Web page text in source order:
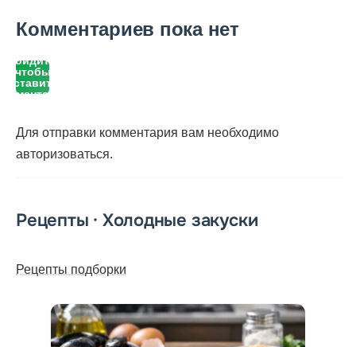
Комментариев пока нет
Войдите,
чтобы
оставить
Для отправки комментария вам необходимо
авторизоваться.
Рецепты · Холодные закуски
Рецепты подборки